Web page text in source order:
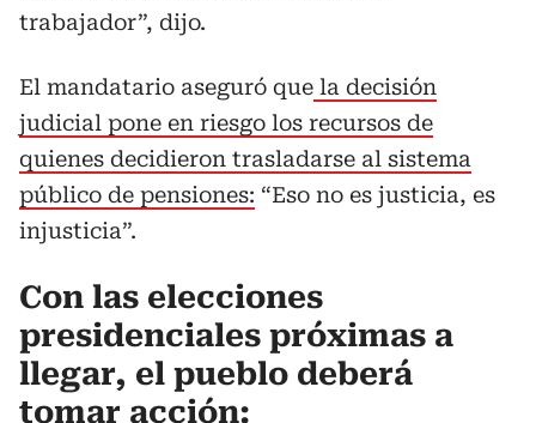
trabajador”, dijo.
El mandatario aseguró que la decisión
judicial pone en riesgo los recursos de
quienes decidieron trasladarse al sistema
público de pensiones: “Eso no es justicia, es
injusticia”.
Con las elecciones
presidenciales próximas a
llegar, el pueblo deberá
tomar acción: